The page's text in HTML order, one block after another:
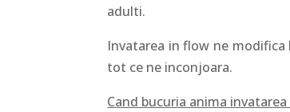
adulti.
Invatarea in flow ne
tot ce ne inconjoara.
Cand bucuria anima